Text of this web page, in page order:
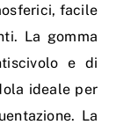
facile
La gomma
e di
ideale per
La